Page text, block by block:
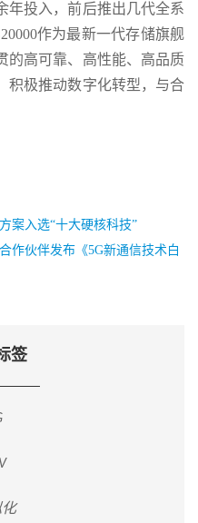
年投入，前后推出几代全系
作为最新一代存储旗舰
的高可靠、高性能、高品质
积极推动数字化转型，与合
案入选“十大硬核科技”
作伙伴发布《5G新通信技术白
签